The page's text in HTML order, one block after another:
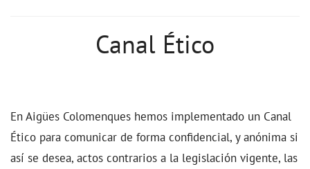
Canal Ético
En Aigües Colomenques hemos implementado un Canal
Ético para comunicar de forma confidencial, y anónima si
así se desea, actos contrarios a la legislación vigente, las